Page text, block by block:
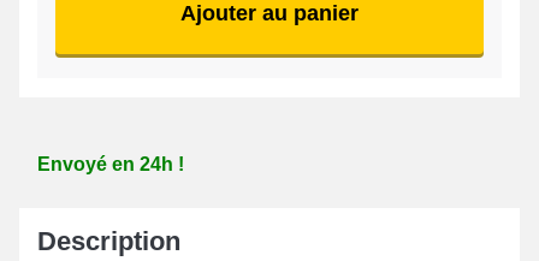
Ajouter au panier
Envoyé en 24h !
Description